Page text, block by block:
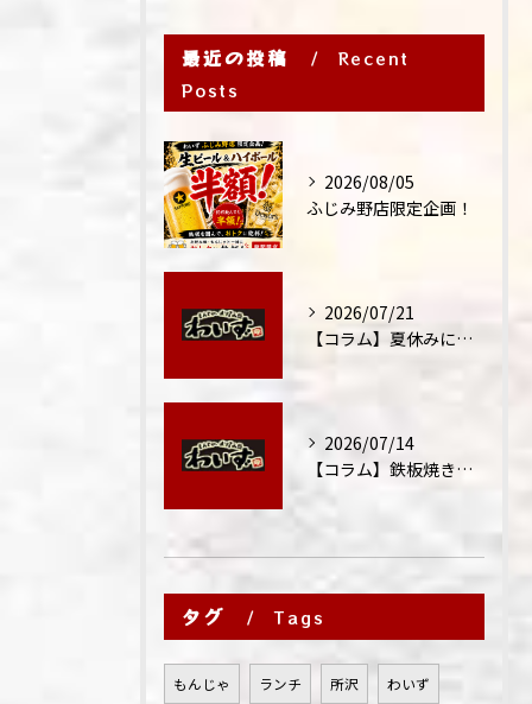
最近の投稿
Recent
Posts
2026/08/05
ふじみ野店限定企画！
2026/07/21
【コラム】夏休みに家族外食が増える理由
2026/07/14
【コラム】鉄板焼きが"コミュニケーション飯"と呼ばれる理由
タグ Tags
もんじゃ ランチ 所沢 わいず